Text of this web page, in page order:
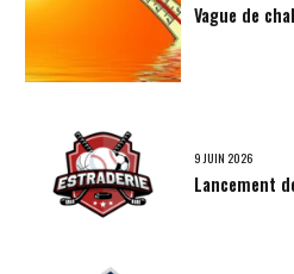
Vague de
9 JUIN 2026
Lancement